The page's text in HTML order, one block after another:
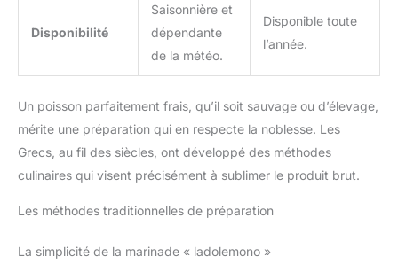
Disponibilité
Saisonnière et
dépendante
de la météo.
Disponible toute
l’année.
Un poisson parfaitement frais, qu’il soit sauvage ou d’élevage,
mérite une préparation qui en respecte la noblesse. Les
Grecs, au fil des siècles, ont développé des méthodes
culinaires qui visent précisément à sublimer le produit brut.
Les méthodes traditionnelles de préparation
La simplicité de la marinade « ladolemono »